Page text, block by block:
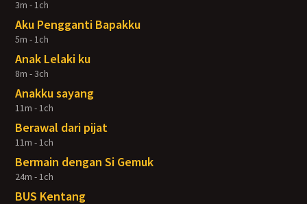
3m - 1ch
Aku Pengganti Bapakku
5m - 1ch
Anak Lelaki ku
8m - 3ch
Anakku sayang
11m - 1ch
Berawal dari pijat
11m - 1ch
Bermain dengan Si Gemuk
24m - 1ch
BUS Kentang